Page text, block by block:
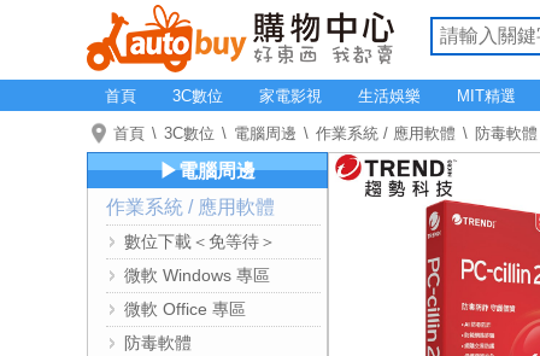
首頁 3C數位 家電影視 生活娛樂 MIT精選
首頁 3C數位 電腦周邊 作業系統 / 應用軟體 防毒軟體
▶電腦周邊
作業系統 / 應用軟體
數位下載＜免等待＞
微軟 Windows 專區
微軟 Office 專區
防毒軟體